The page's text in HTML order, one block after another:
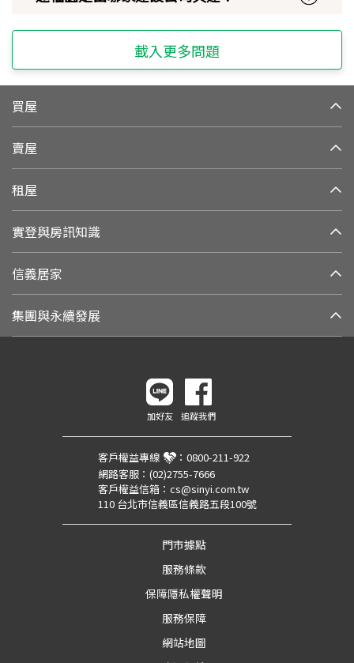
載入更多問題
買屋
賣屋
租屋
實登與房訊知識
信義居家
集團與永續發展
加好友 追蹤我們
客戶權益專線 ： 0800-211-922
網路客服： (02)2755-7666
客戶權益信箱： cs@sinyi.com.tw
110 台北市信義區信義路五段100號
門市據點
服務條款
保障隱私權聲明
服務保障
網站地圖